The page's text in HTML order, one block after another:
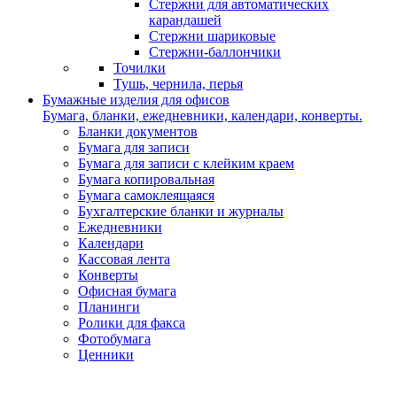
Стержни для автоматических
карандашей
Стержни шариковые
Стержни-баллончики
Точилки
Тушь, чернила, перья
Бумажные изделия для офисов
Бумага, бланки, ежедневники, календари, конверты.
Бланки документов
Бумага для записи
Бумага для записи с клейким краем
Бумага копировальная
Бумага самоклеящаяся
Бухгалтерские бланки и журналы
Ежедневники
Календари
Кассовая лента
Конверты
Офисная бумага
Планинги
Ролики для факса
Фотобумага
Ценники